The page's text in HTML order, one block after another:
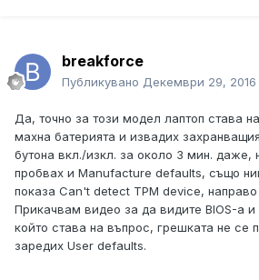
breakforce
Публикувано Декември 29, 2016
Да, точно за този модел лаптоп става
махна батерията и извадих
бутона вкл./изкл. за около 3 мин. даже,
пробвах и Manufacture defaults, също
показа Can't detect TPM device, направо
Прикачвам видео за да видите BIOS-а и
който става на въпрос, грешката не се
заредих User defaults.